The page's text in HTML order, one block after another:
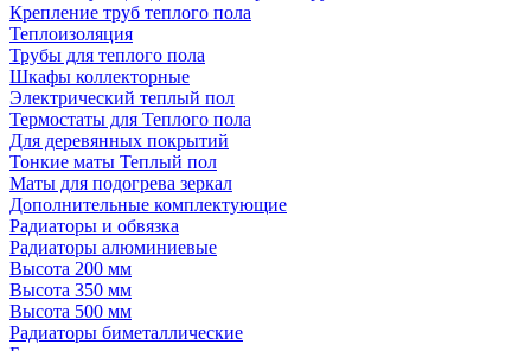
Крепление труб теплого пола
Теплоизоляция
Трубы для теплого пола
Шкафы коллекторные
Электрический теплый пол
Термостаты для Теплого пола
Для деревянных покрытий
Тонкие маты Теплый пол
Маты для подогрева зеркал
Дополнительные комплектующие
Радиаторы и обвязка
Радиаторы алюминиевые
Высота 200 мм
Высота 350 мм
Высота 500 мм
Радиаторы биметаллические